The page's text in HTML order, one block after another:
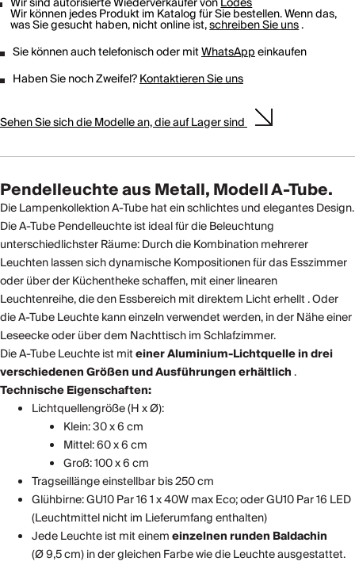
Wir können jedes Produkt im Katalog für Sie bestellen. Wenn das,
was Sie gesucht haben, nicht online ist,schreiben Sie uns.
Sie können auch telefonisch oder mitWhatsAppeinkaufen
Haben Sie noch Zweifel?Kontaktieren Sie uns
Sehen Sie sich die Modelle an, die auf Lager sind
Pendelleuchte aus Metall, Modell A-Tube.
Die Lampenkollektion A-Tube hat ein schlichtes und elegantes Design.
Die A-Tube Pendelleuchte ist ideal für die Beleuchtung
unterschiedlichster Räume: Durch die Kombination mehrerer
Leuchten lassen sich dynamische Kompositionen für das Esszimmer
oder über der Küchentheke schaffen, mit einer linearen
Leuchtenreihe, die den Essbereich mit direktem Licht erhellt . Oder
die A-Tube Leuchte kann einzeln verwendet werden, in der Nähe einer
Leseecke oder über dem Nachttisch im Schlafzimmer.
Die A-Tube Leuchte ist miteiner Aluminium-Lichtquelle in drei
verschiedenen Größen und Ausführungen erhältlich.
Technische Eigenschaften:
Lichtquellengröße (H x Ø):
Klein: 30 x 6 cm
Mittel: 60 x 6 cm
Groß: 100 x 6 cm
Tragseillänge einstellbar bis 250 cm
Glühbirne: GU10 Par 16 1 x 40W max Eco; oder GU10 Par 16 LED
(Leuchtmittel nicht im Lieferumfang enthalten)
Jede Leuchte ist mit einemeinzelnen runden Baldachin
(Ø 9,5 cm) in der gleichen Farbe wie die Leuchte ausgestattet.